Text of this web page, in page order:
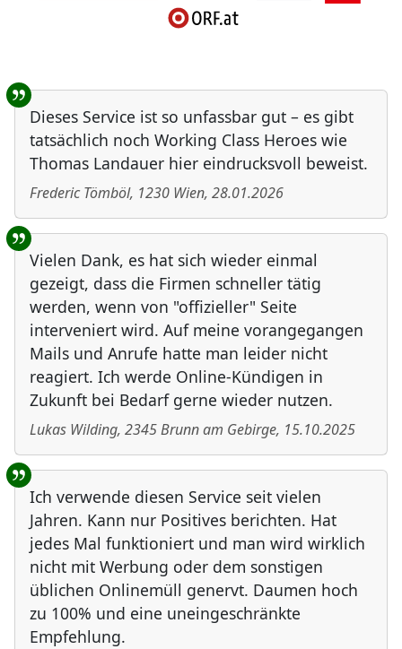
Benutzer-Rückmeldungen
Dieses Service ist so unfassbar gut – es gibt
tatsächlich noch Working Class Heroes wie
Thomas Landauer hier eindrucksvoll beweist.
Frederic Tömböl, 1230 Wien, 28.01.2026
Vielen Dank, es hat sich wieder einmal
gezeigt, dass die Firmen schneller tätig
werden, wenn von "offizieller" Seite
interveniert wird. Auf meine vorangegangen
Mails und Anrufe hatte man leider nicht
reagiert. Ich werde Online-Kündigen in
Zukunft bei Bedarf gerne wieder nutzen.
Lukas Wilding, 2345Brunn am Gebirge, 15.10.2025
Ich verwende diesen Service seit vielen
Jahren. Kann nur Positives berichten. Hat
jedes Mal funktioniert und man wird wirklich
nicht mit Werbung oder dem sonstigen
üblichen Onlinemüll genervt. Daumen hoch
zu 100% und eine uneingeschränkte
Empfehlung.